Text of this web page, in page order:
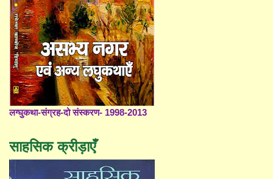
लग्घुकथा-संग्रह-दो संस्करण- 1998-2013
साहसिक क्रीड़ाएँ